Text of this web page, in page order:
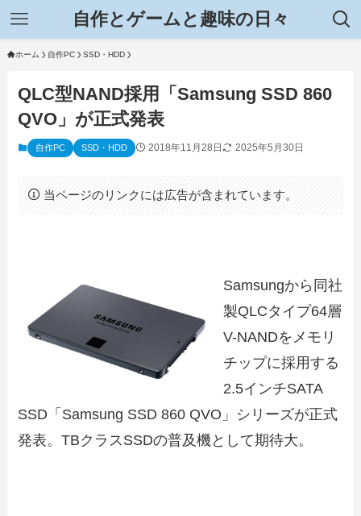
自作とゲームと趣味の日々
ホーム 自作PC SSD・HDD
QLC型NAND採用「Samsung SSD 860
QVO」が正式発表
自作PC SSD・HDD 2018年11月28日 2025年5月30日
当ページのリンクには広告が含まれています。
Samsungから同社
製QLCタイプ64層
V-NANDをメモリ
チップに採用する
2.5インチSATA
SSD「Samsung SSD 860 QVO」シリーズが正式
発表。TBクラスSSDの普及機として期待大。